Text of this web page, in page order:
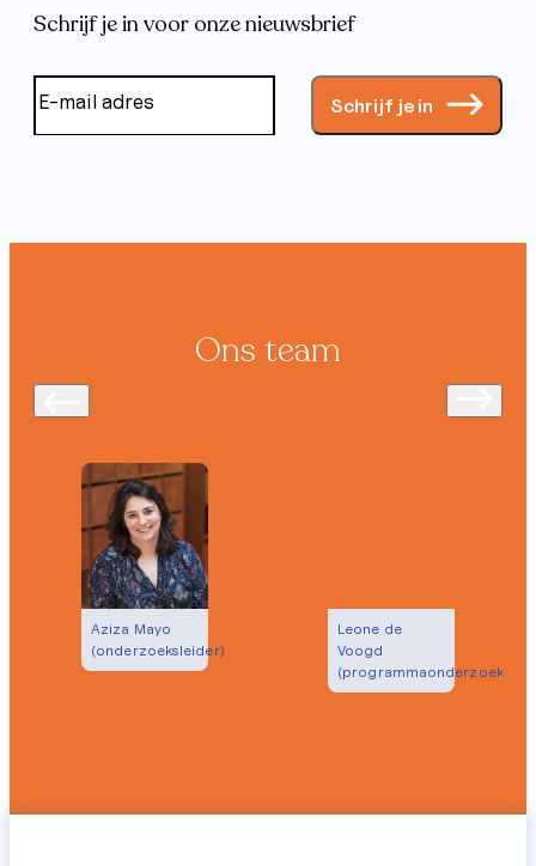
Schrijf je in voor onze nieuwsbrief
Schrijf je in
Ons team
Aziza Mayo
(onderzoeksleider)
Leone de
Voogd
(programmaonderzoeker)